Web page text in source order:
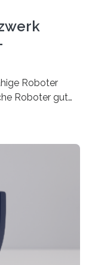
Roboter
Roboter gut
Curie
werden sich
15
mit
mit Robotern,
mit…